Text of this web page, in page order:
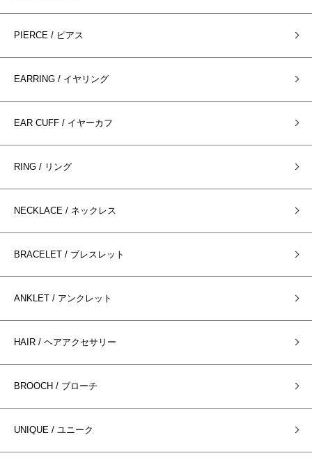
PIERCE / ピアス
EARRING / イヤリング
EAR CUFF / イヤーカフ
RING / リング
NECKLACE / ネックレス
BRACELET / ブレスレット
ANKLET / アンクレット
HAIR / ヘアアクセサリー
BROOCH / ブローチ
UNIQUE / ユニーク